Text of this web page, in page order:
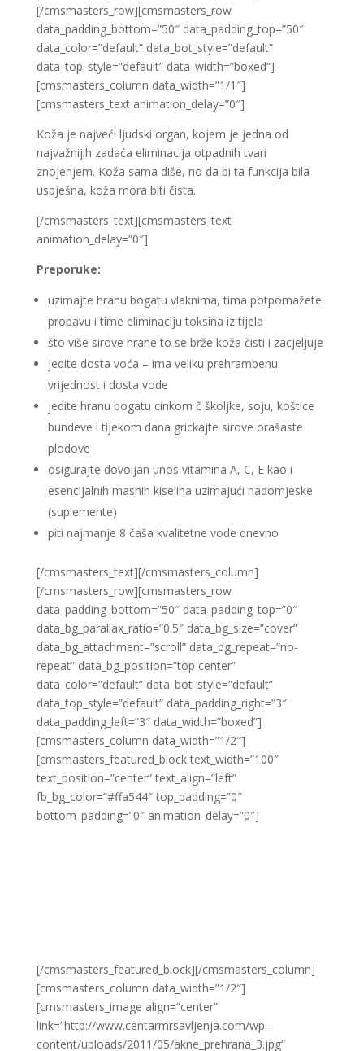
[/cmsmasters_row][cmsmasters_row
data_padding_bottom=”50″ data_padding_top=”50″
data_color=”default” data_bot_style=”default”
data_top_style=”default” data_width=”boxed”]
[cmsmasters_column data_width=”1/1″]
[cmsmasters_text animation_delay=”0″]
Koža je najveći ljudski organ, kojem je jedna od
najvažnijih zadaća eliminacija otpadnih tvari
znojenjem. Koža sama diše, no da bi ta funkcija bila
uspješna, koža mora biti čista.
[/cmsmasters_text][cmsmasters_text
animation_delay=”0″]
Preporuke:
uzimajte hranu bogatu vlaknima, tima potpomažete
probavu i time eliminaciju toksina iz tijela
što više sirove hrane to se brže koža čisti i zacjeljuje
jedite dosta voća – ima veliku prehrambenu
vrijednost i dosta vode
jedite hranu bogatu cinkom č školjke, soju, koštice
bundeve i tijekom dana grickajte sirove orašaste
plodove
osigurajte dovoljan unos vitamina A, C, E kao i
esencijalnih masnih kiselina uzimajući nadomjeske
(suplemente)
piti najmanje 8 čaša kvalitetne vode dnevno
[/cmsmasters_text][/cmsmasters_column]
[/cmsmasters_row][cmsmasters_row
data_padding_bottom=”50″ data_padding_top=”0″
data_bg_parallax_ratio=”0.5″ data_bg_size=”cover”
data_bg_attachment=”scroll” data_bg_repeat=”no-
repeat” data_bg_position=”top center”
data_color=”default” data_bot_style=”default”
data_top_style=”default” data_padding_right=”3″
data_padding_left=”3″ data_width=”boxed”]
[cmsmasters_column data_width=”1/2″]
[cmsmasters_featured_block text_width=”100″
text_position=”center” text_align=”left”
fb_bg_color=”#ffa544″ top_padding=”0″
bottom_padding=”0″ animation_delay=”0″]
[/cmsmasters_featured_block][/cmsmasters_column]
[cmsmasters_column data_width=”1/2″]
[cmsmasters_image align=”center”
link=”http://www.centarmrsavljenja.com/wp-
content/uploads/2011/05/akne_prehrana_3.jpg”